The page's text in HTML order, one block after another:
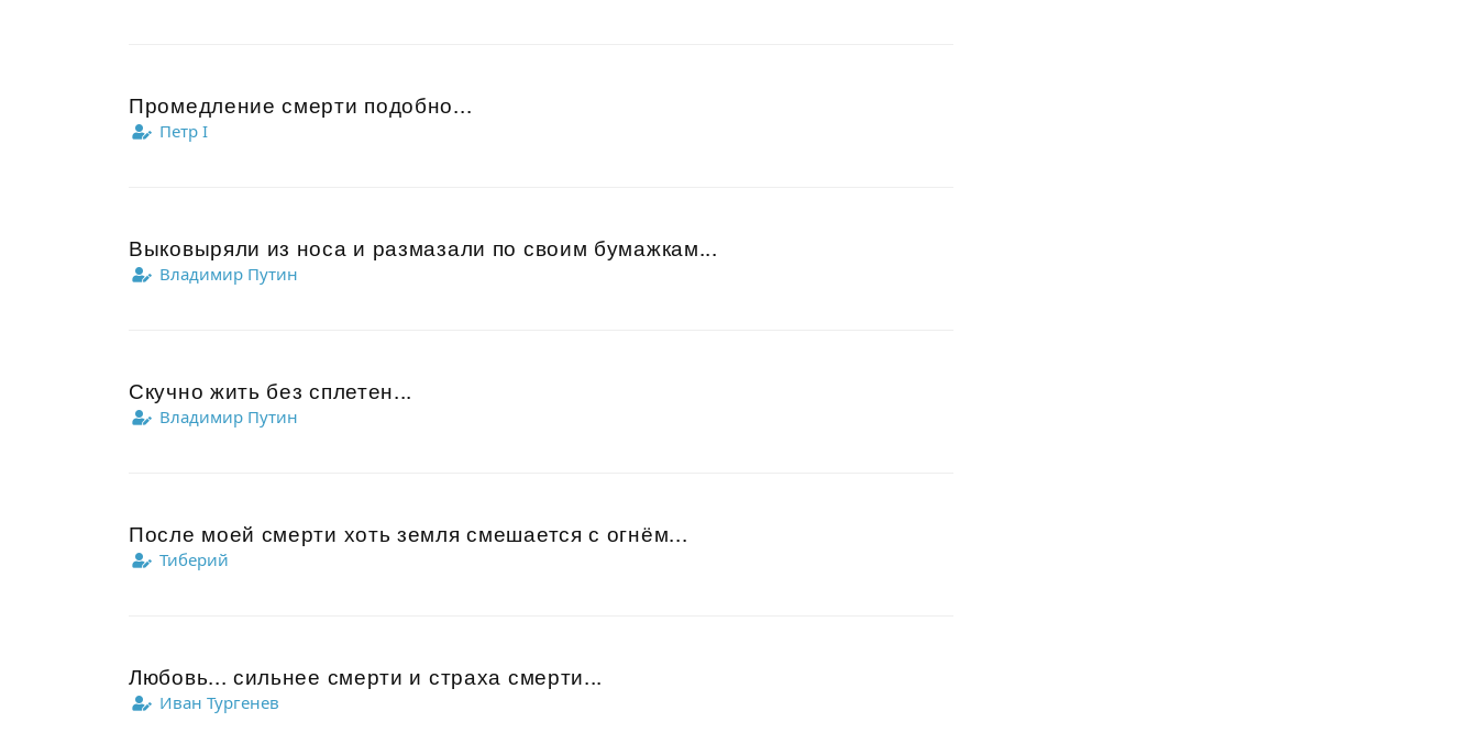
Промедление смерти подобно...
Петр I
Выковыряли из носа и размазали по своим бумажкам...
Владимир Путин
Скучно жить без сплетен...
Владимир Путин
После моей смерти хоть земля смешается с огнём...
Тиберий
Любовь... сильнее смерти и страха смерти...
Иван Тургенев